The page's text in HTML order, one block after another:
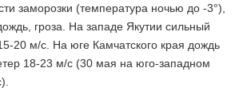
заморозки (температура ночью до -3°),
гроза. На западе Якутии сильный
20 м/с. На юге Камчатского края дождь
18-23 м/с (30 мая на юго-западном